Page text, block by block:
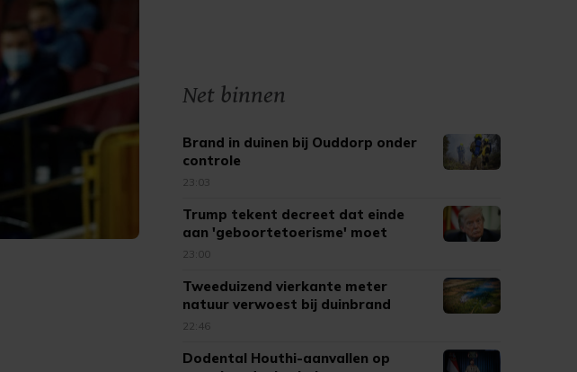
Net binnen
Brand in duinen bij Ouddorp onder
controle
23:03
Trump tekent decreet dat einde
aan 'geboortetoerisme' moet
maken
23:00
Tweeduizend vierkante meter
natuur verwoest bij duinbrand
Ouddorp
22:46
Dodental Houthi-aanvallen op